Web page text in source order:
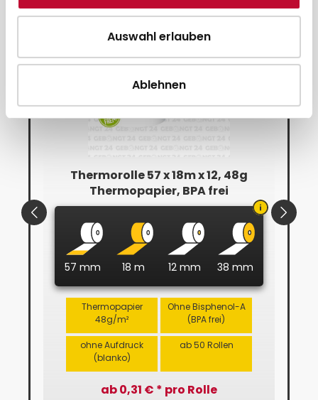
Auswahl erlauben
Ablehnen
Thermorolle 57 x 18m x 12, 48g
Thermopapier, BPA frei
57 mm 18 m 12 mm 38 mm
Thermopapier
48g/m²
Ohne Bisphenol-A
(BPA frei)
ohne Aufdruck
(blanko)
ab 50 Rollen
ab 0,31 € * pro Rolle